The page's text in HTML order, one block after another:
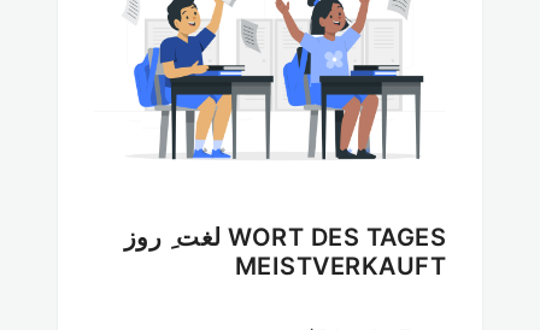
WORT DES TAGES لغت ِ روز
MEISTVERKAUFT